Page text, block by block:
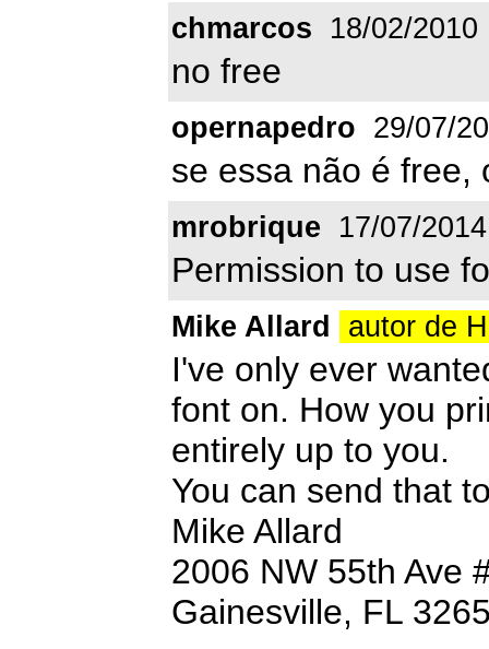
chmarcos 18/02/2010
no free
opernapedro 29/07/
se essa não é free,
mrobrique 17/07/2014
Permission to use
Mike Allard autor de
I've only ever
font on. How you
entirely up to you.
You can send that
Mike Allard
2006 NW 55th Ave
Gainesville, FL